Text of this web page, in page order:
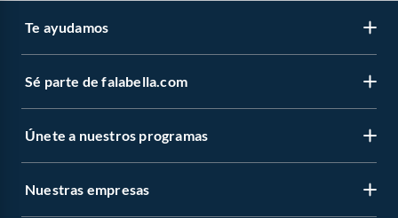
Te ayudamos
Sé parte de falabella.com
Únete a nuestros programas
Nuestras empresas